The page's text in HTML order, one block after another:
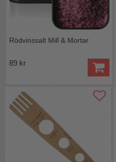
Rödvinssalt Mill & Mortar
89 kr